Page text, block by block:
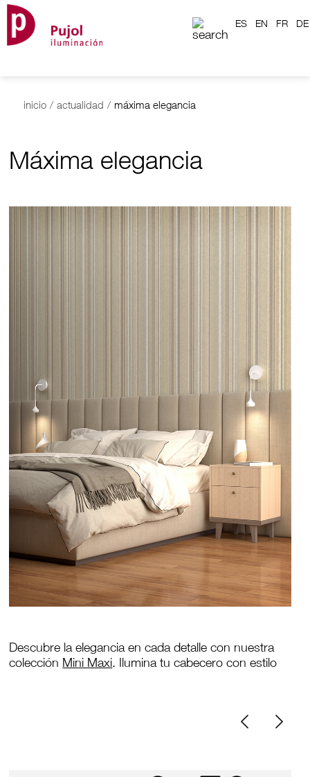
ES EN FR DE
inicio / actualidad / máxima elegancia
Máxima elegancia
Descubre la elegancia en cada detalle con nuestra
colección Mini Maxi. Ilumina tu cabecero con estilo